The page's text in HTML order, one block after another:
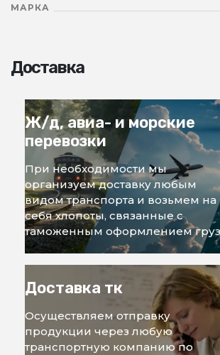
МАРКА
Доставка
Ж/д, авиа- и морские
перевозки
При необходимости мы
организуем доставку любым
видом транспорта и возьмем на
себя хлопоты, связанные с
таможенным оформлением
Доставка тк
Осуществляем отправку
продукции через любую
транспортную компанию по